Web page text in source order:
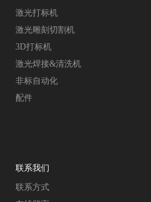
激光打标机
激光雕刻切割机
3D打标机
激光焊接&清洗机
非标自动化
配件
联系我们
联系方式